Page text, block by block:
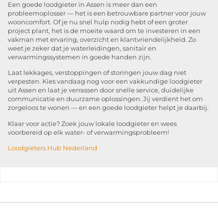
Een goede loodgieter in Assen is meer dan een
probleemoplosser — het is een betrouwbare partner voor jouw
wooncomfort. Of je nu snel hulp nodig hebt of een groter
project plant, het is de moeite waard om te investeren in een
vakman met ervaring, overzicht en klantvriendelijkheid. Zo
weet je zeker dat je waterleidingen, sanitair en
verwarmingssystemen in goede handen zijn.
Laat lekkages, verstoppingen of storingen jouw dag niet
verpesten. Kies vandaag nog voor een vakkundige loodgieter
uit Assen en laat je verrassen door snelle service, duidelijke
communicatie en duurzame oplossingen. Jij verdient het om
zorgeloos te wonen — en een goede loodgieter helpt je daarbij.
Klaar voor actie? Zoek jouw lokale loodgieter en wees
voorbereid op elk water- of verwarmingsprobleem!
Loodgieters Hub Nederland